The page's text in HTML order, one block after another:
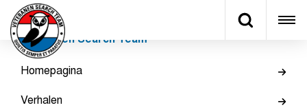
Veteranen Search Team
Homepagina
Verhalen